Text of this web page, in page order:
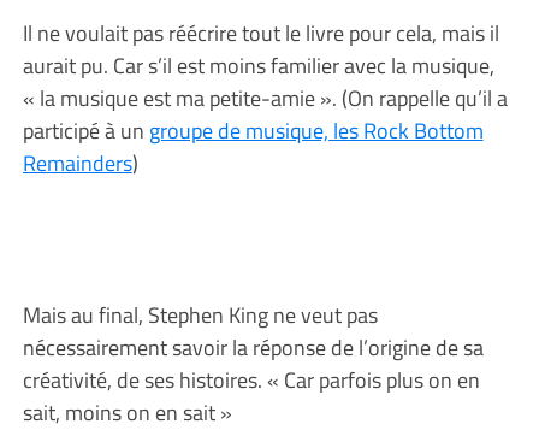
Il ne voulait pas réécrire tout le livre pour cela, mais il
aurait pu. Car s’il est moins familier avec la musique,
« la musique est ma petite-amie ». (On rappelle qu’il a
participé à un groupe de musique, les Rock Bottom
Remainders)
Mais au final, Stephen King ne veut pas
nécessairement savoir la réponse de l’origine de sa
créativité, de ses histoires. « Car parfois plus on en
sait, moins on en sait »